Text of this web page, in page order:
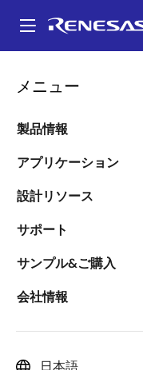
ン
メニュー
製品情報
アプリケーション
設計リソース
サポート
サンプル&ご購入
会社情報
日本語
パ
ン
く
ず
e² studio クイックスタ
e² studio
トガイド
ジェクト
2023年9月27日
このビデオ
法を解説する動画で